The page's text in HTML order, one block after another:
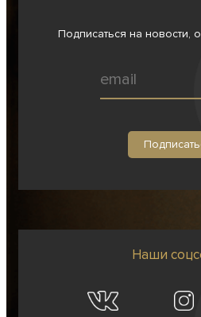
Подписаться на новости,
Наши